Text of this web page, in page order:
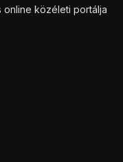
online közéleti portálja